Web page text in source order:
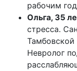
рабочим
Ольга, 35
стресса.
Невролог